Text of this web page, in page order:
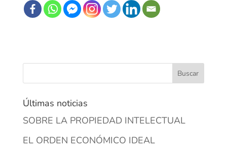
Últimas noticias
SOBRE LA PROPIEDAD INTELECTUAL
EL ORDEN ECONÓMICO IDEAL